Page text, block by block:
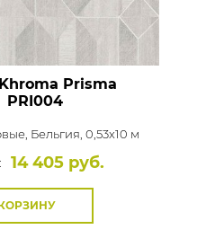
Prisma
PRI004
Бельгия, 0,53x10 м
14 405 руб.